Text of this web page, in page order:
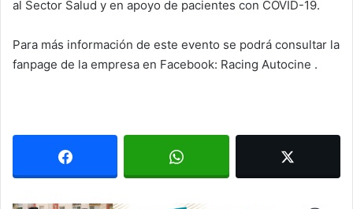
al Sector Salud y en apoyo de pacientes con COVID-19.
Para más información de este evento se podrá consultar la
fanpage de la empresa en Facebook: Racing Autocine .